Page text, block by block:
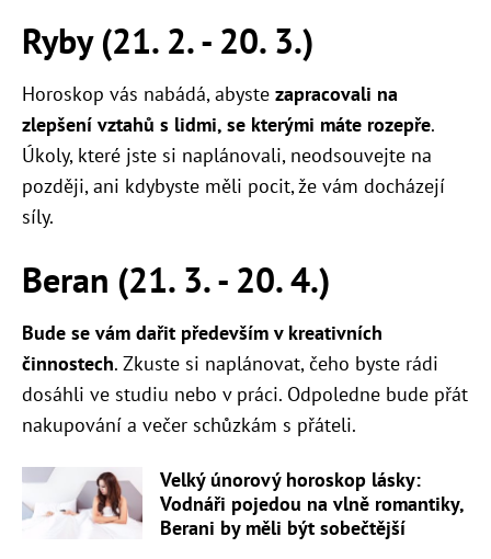
Ryby (21. 2. - 20. 3.)
Horoskop vás nabádá, abyste zapracovali na
zlepšení vztahů s lidmi, se kterými máte rozepře.
Úkoly, které jste si naplánovali, neodsouvejte na
později, ani kdybyste měli pocit, že vám docházejí
síly.
Beran (21. 3. - 20. 4.)
Bude se vám dařit především v kreativních
činnostech. Zkuste si naplánovat, čeho byste rádi
dosáhli ve studiu nebo v práci. Odpoledne bude přát
nakupování a večer schůzkám s přáteli.
Velký únorový horoskop lásky:
Vodnáři pojedou na vlně romantiky,
Berani by měli být sobečtější